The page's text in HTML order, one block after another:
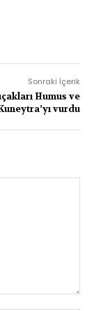
Sonraki İçerik
Humus ve
vurdu